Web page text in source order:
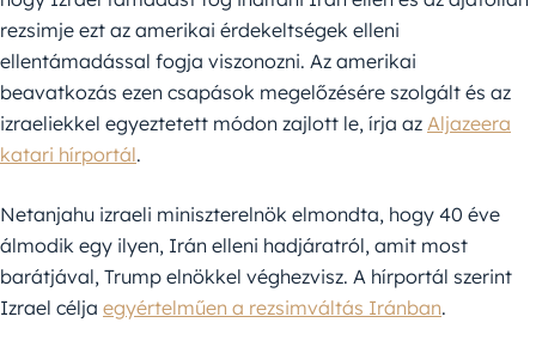
rezsimje ezt az amerikai érdekeltségek elleni
ellentámadással fogja viszonozni. Az amerikai
beavatkozás ezen csapások megelőzésére szolgált és az
izraeliekkel egyeztetett módon zajlott le, írja az Aljazeera
katari hírportál.
Netanjahu izraeli miniszterelnök elmondta, hogy 40 éve
álmodik egy ilyen, Irán elleni hadjáratról, amit most
barátjával, Trump elnökkel véghezvisz. A hírportál szerint
Izrael célja egyértelműen a rezsimváltás Iránban.